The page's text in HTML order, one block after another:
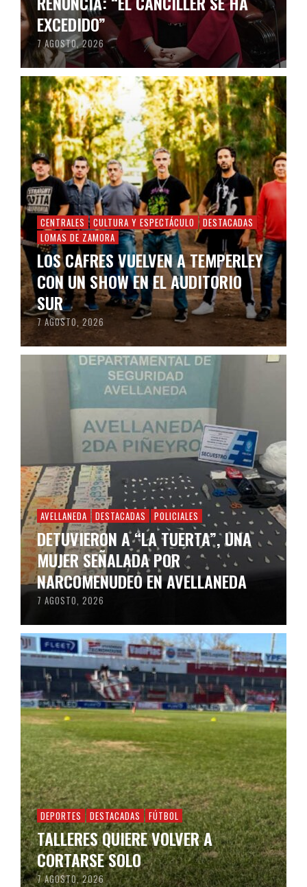
EXCEDIDO”
7 AGOSTO, 2026
CENTRALES CULTURA Y ESPECTÁCULO
DESTACADAS
LOMAS DE ZAMORA
LOS CAFRES VUELVEN A TEMPERLEY
CON UN SHOW EN EL AUDITORIO
SUR
7 AGOSTO, 2026
AVELLANEDA DESTACADAS POLICIALES
DETUVIERON A “LA TUERTA”, UNA
MUJER SEÑALADA POR
NARCOMENUDEO EN AVELLANEDA
7 AGOSTO, 2026
DEPORTES DESTACADAS FÚTBOL
TALLERES QUIERE VOLVER A
CORTARSE SOLO
7 AGOSTO, 2026